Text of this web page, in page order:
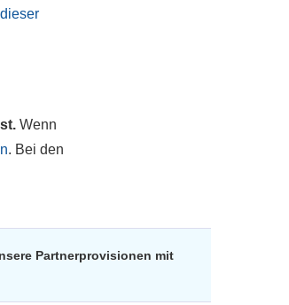
Wenn
. Bei den
Partnerprovisionen mit